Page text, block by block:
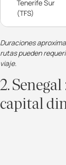
Tenerife Sur
(TFS)
Duraciones
rutas pueden
viaje.
2.
capital